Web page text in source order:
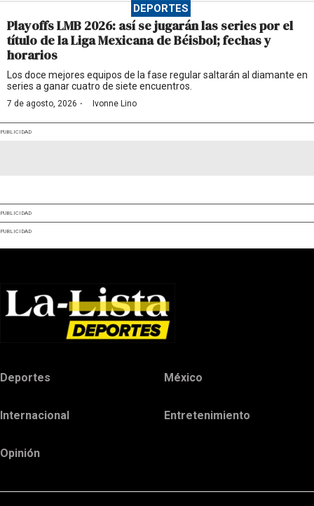
DEPORTES
Playoffs LMB 2026: así se jugarán las series por el
título de la Liga Mexicana de Béisbol; fechas y
horarios
Los doce mejores equipos de la fase regular saltarán al diamante en
series a ganar cuatro de siete encuentros.
7 de agosto, 2026 · Ivonne Lino
PUBLICIDAD
PUBLICIDAD
PUBLICIDAD
Deportes México
Internacional Entretenimiento
Opinión